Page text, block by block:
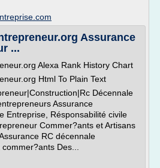
Assurance
...
Alexa Rank History Chart
Html To Plain Text
Décennale
Assurance
Entreprise, Résponsabilité civile
Commer?ants et Artisans
RC décennale
Des...